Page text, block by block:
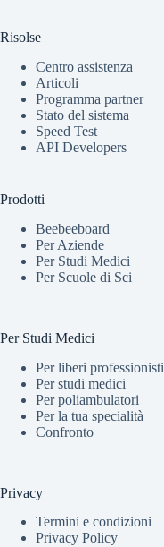
Risolse
Centro assistenza
Articoli
Programma partner
Stato del sistema
Speed Test
API Developers
Prodotti
Beebeeboard
Per Aziende
Per Studi Medici
Per Scuole di Sci
Per Studi Medici
Per liberi professionisti
Per studi medici
Per poliambulatori
Per la tua specialità
Confronto
Privacy
Termini e condizioni
Privacy Policy